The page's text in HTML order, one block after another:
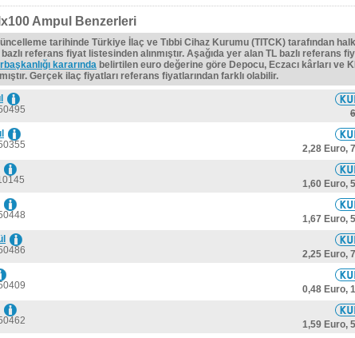
Ampul Benzerleri
tarihinde Türkiye İlaç ve Tıbbi Cihaz Kurumu (TITCK) tarafından
referans fiyat listesinden alınmıştır. Aşağıda yer alan TL bazlı referans
kararında belirtilen euro değerine göre Depocu, Eczacı kârları ve
Gerçek ilaç fiyatları referans fiyatlarından farklı olabilir.
2,28 Euro,
1,60 Euro,
1,67 Euro,
2,25 Euro,
0,48 Euro,
1,59 Euro,